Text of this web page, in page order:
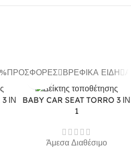
ΠΡΟΣΦΟΡΈΣ ΒΡΕΦΙΚΆ ΕΊΔΗ
ΙΝ
BABY CAR SEAT TORRO 3 ΙΝ
1
Άμεσα Διαθέσιμο